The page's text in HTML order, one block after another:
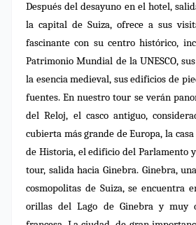
Después del desayuno en el hotel,
la capital de Suiza, ofrece a sus
fascinante con su centro histórico,
Patrimonio Mundial de la UNESCO,
la esencia medieval, sus edificios de
fuentes. En nuestro tour se verán
del Reloj, el casco antiguo,
cubierta más grande de Europa, la
de Historia, el edificio del Parlamento
tour, salida hacia Ginebra. Ginebra,
cosmopolitas de Suiza, se encuentra
orillas del Lago de Ginebra y muy